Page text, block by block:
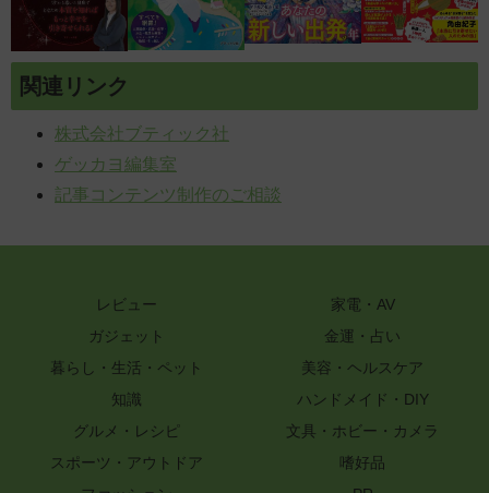
関連リンク
株式会社ブティック社
ゲッカヨ編集室
記事コンテンツ制作のご相談
レビュー
家電・AV
ガジェット
金運・占い
暮らし・生活・ペット
美容・ヘルスケア
知識
ハンドメイド・DIY
グルメ・レシピ
文具・ホビー・カメラ
スポーツ・アウトドア
嗜好品